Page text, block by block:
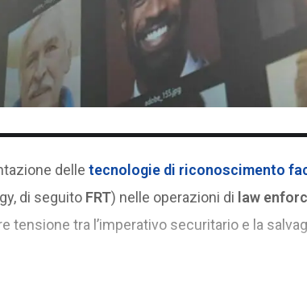
delle tecnologie di riconoscimento
di seguito FRT) nelle operazioni di law
tensione tra l’imperativo securitario e la